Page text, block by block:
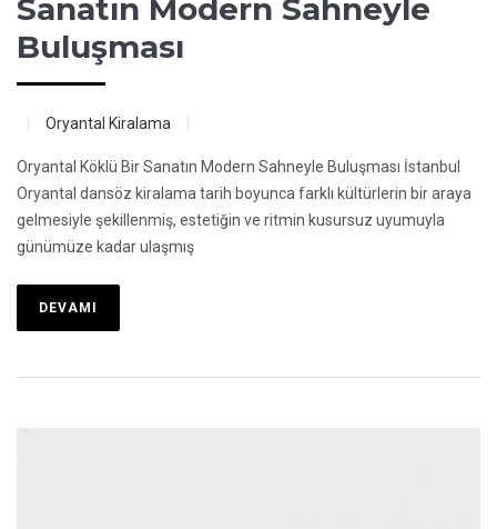
Sanatın Modern Sahneyle
Buluşması
Oryantal Kiralama
Oryantal Köklü Bir Sanatın Modern Sahneyle Buluşması İstanbul
Oryantal dansöz kiralama tarih boyunca farklı kültürlerin bir araya
gelmesiyle şekillenmiş, estetiğin ve ritmin kusursuz uyumuyla
günümüze kadar ulaşmış
DEVAMI